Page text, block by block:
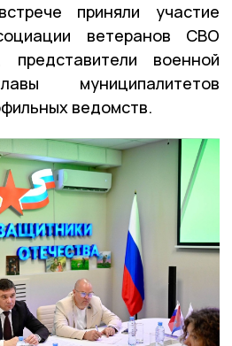
приняли участие
ветеранов СВО
представители военной
муниципалитетов
ведомств.